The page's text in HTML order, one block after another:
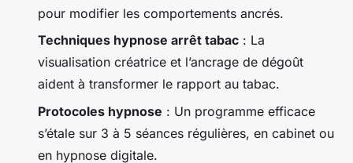
pour modifier les comportements ancrés.
Techniques hypnose arrêt tabac : La
visualisation créatrice et l’ancrage de dégoût
aident à transformer le rapport au tabac.
Protocoles hypnose : Un programme efficace
s’étale sur 3 à 5 séances régulières, en cabinet ou
en hypnose digitale.